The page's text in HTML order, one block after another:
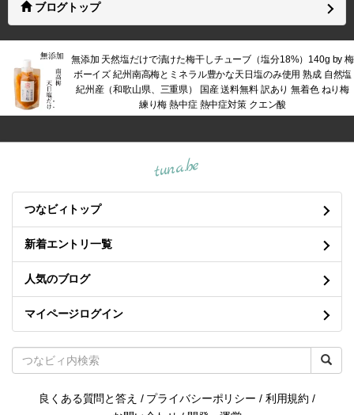
ブログトップ
無添加 天然塩だけで漬けた梅干しチューブ（塩分18%）140g by 梅
ボーイズ 紀州南高梅とミネラル豊かな天日塩のみ使用 熟成 自然塩
紀州産（和歌山県、三重県） 国産 送料無料 訳あり 無着色 ねり梅
練り梅 熱中症 熱中症対策 クエン酸
tuna.be
つなビィトップ
新着エントリ一覧
人気のブログ
マイページログイン
良くある質問と答え / プライバシーポリシー / 利用規約 /